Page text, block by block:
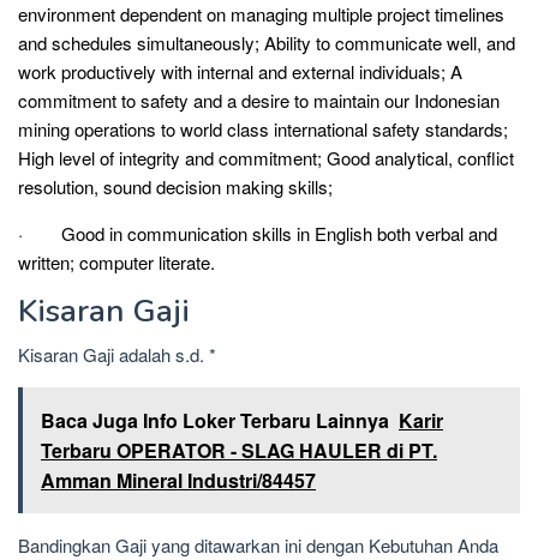
environment dependent on managing multiple project timelines
and schedules simultaneously; Ability to communicate well, and
work productively with internal and external individuals; A
commitment to safety and a desire to maintain our Indonesian
mining operations to world class international safety standards;
High level of integrity and commitment; Good analytical, conflict
resolution, sound decision making skills;
· Good in communication skills in English both verbal and
written; computer literate.
Kisaran Gaji
Kisaran Gaji adalah s.d. *
Baca Juga Info Loker Terbaru Lainnya Karir
Terbaru OPERATOR - SLAG HAULER di PT.
Amman Mineral Industri/84457
Bandingkan Gaji yang ditawarkan ini dengan Kebutuhan Anda